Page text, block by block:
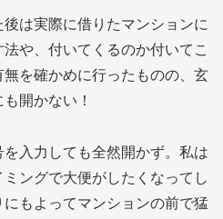
は実際に借りたマンションに
や、付いてくるのか付いてこ
を確かめに行ったものの、玄
開かない！
入力しても全然開かず。私は
ングで大便がしたくなってし
もよってマンションの前で猛